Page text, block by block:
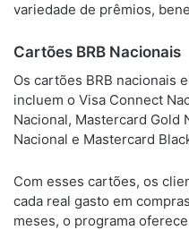
variedade de prêmios,
Cartões BRB Nacionais
Os cartões BRB nacionais
incluem o Visa Connect
Nacional, Mastercard Gold
Nacional e Mastercard
Com esses cartões, os
cada real gasto em
meses, o programa